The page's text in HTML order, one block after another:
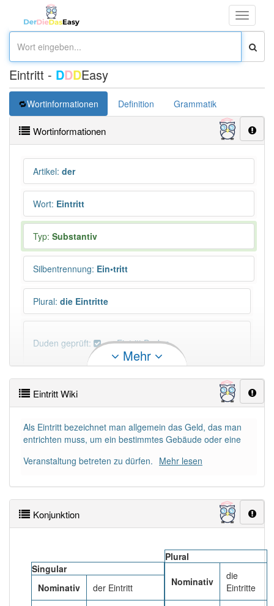
Toggle
Eintritt - DDDEasy
Wortinformationen Definition Grammatik
Wortinformationen
Artikel: der
Wort: Eintritt
Typ: Substantiv
Silbentrennung: Ein•tritt
Plural: die Eintritte
Duden geprüft: Eintritt Duden
×
Wörter, die mit "-itt" enden, haben fast immer
DER:243
DAS:2Ausnahmen Beispiele
PowerIndex:463
Häufigkeit: 6 von 10
Wörter mit Endung -eintritt
Mehr
Eintritt Wiki
Als Eintritt bezeichnet man allgemein das Geld, das man
entrichten muss, um ein bestimmtes Gebäude oder eine
Veranstaltung betreten zu dürfen. Mehr lesen
Konjunktion
Singular
Nominativ
der Eintritt
Plural
Nominativ
die
Eintritte